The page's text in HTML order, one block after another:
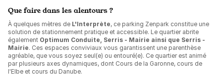
Que faire dans les alentours ?
À quelques mètres de L'Interprète, ce parking Zenpark constitue une
solution de stationnement pratique et accessible. Le quartier abrite
également Optimum Conduite, Serris - Mairie ainsi que Serris -
Mairie. Ces espaces conviviaux vous garantissent une parenthèse
agréable, que vous soyez seul(e) ou entouré(e). Ce quartier est animé
par plusieurs axes dynamiques, dont Cours de la Garonne, cours de
l'Elbe et cours du Danube.